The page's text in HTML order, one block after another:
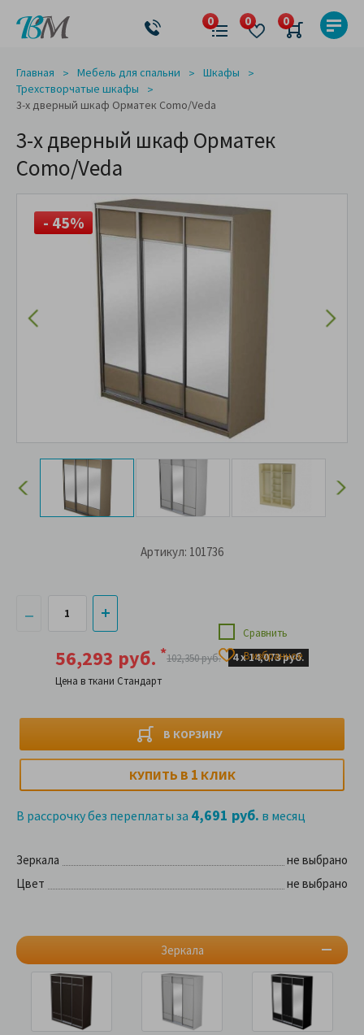
Главная Мебель для спальни
Шкафы
Трехстворчатые шкафы
3-х дверный шкаф Орматек Como/Veda
3-х дверный шкаф Орматек
Como/Veda
- 45%
Артикул: 101736
56,293 руб. *
Цена в ткани Стандарт
102,350 руб. 4 х14,073 руб.
В КОРЗИНУ
Сравнить
В избранное
КУПИТЬ В 1 КЛИК
В рассрочку без переплаты за 4,691 руб. в месяц
Зеркала
не выбрано
Цвет
не выбрано
Зеркала